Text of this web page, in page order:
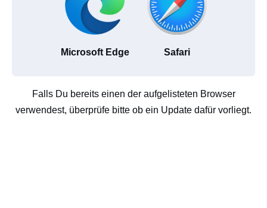
Microsoft Edge Safari
Falls Du bereits einen der aufgelisteten Browser
verwendest, überprüfe bitte ob ein Update dafür vorliegt.